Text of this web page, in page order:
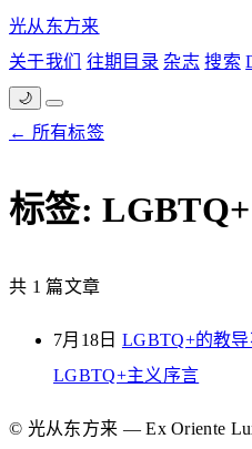
光从东方来
关于我们
往期目录 杂志 搜索
🌙
← 所有标签
标签: LGBTQ+
共 1 篇文章
7月18日 LGBTQ+的教
LGBTQ+主义序言
© 光从东方来 — Ex Oriente